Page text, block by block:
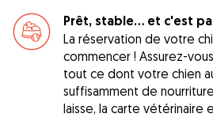
Prêt, stable... et c'est
La réservation de votre
commencer ! Assurez-
tout ce dont votre chien
suffisamment de
laisse, la carte vétérinaire